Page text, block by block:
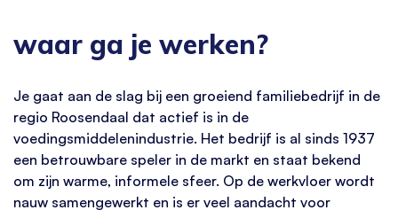
waar ga je werken?
Je gaat aan de slag bij een groeiend familiebedrijf in de
regio Roosendaal dat actief is in de
voedingsmiddelenindustrie. Het bedrijf is al sinds 1937
een betrouwbare speler in de markt en staat bekend
om zijn warme, informele sfeer. Op de werkvloer wordt
nauw samengewerkt en is er veel aandacht voor